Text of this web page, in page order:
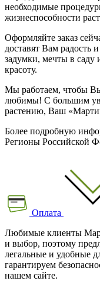
необходимые
жизнеспособности
Оформляйте заказ
доставят Вам радость
задумки, мечты в саду
красоту.
Мы работаем, чтобы
любимы! С большим
растению, Ваш
Более подробную
Регионы Российской
Оплата
Любимые клиенты
и выбор, поэтому
легальные и удобные
гарантируем
нашем сайте.